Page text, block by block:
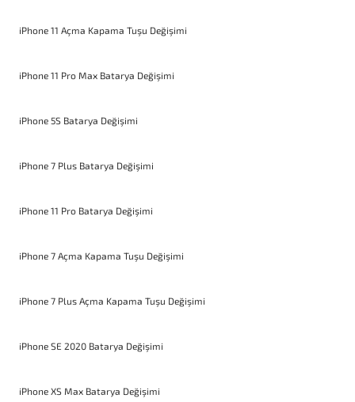
iPhone 11 Açma Kapama Tuşu Değişimi
iPhone 11 Pro Max Batarya Değişimi
iPhone 5S Batarya Değişimi
iPhone 7 Plus Batarya Değişimi
iPhone 11 Pro Batarya Değişimi
iPhone 7 Açma Kapama Tuşu Değişimi
iPhone 7 Plus Açma Kapama Tuşu Değişimi
iPhone SE 2020 Batarya Değişimi
iPhone XS Max Batarya Değişimi